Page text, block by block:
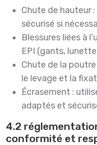
Chute de hauteur
sécurisé si
Blessures liées à
EPI (gants,
Chute de la
le levage et la
Écrasement :
adaptés et
4.2
conformité et